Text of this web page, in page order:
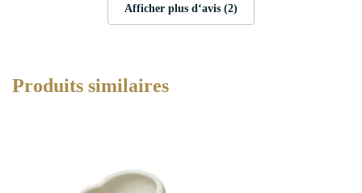
Afficher plus d‘avis (2)
Produits similaires